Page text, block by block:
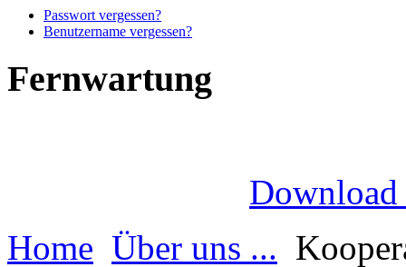
Passwort vergessen?
Benutzername vergessen?
Fernwartung
Download
Home Über uns ...